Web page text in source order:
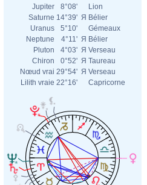
Jupiter
8°08'
Lion
Saturne 14°39' Я Bélier
Uranus
5°10'
Gémeaux
Neptune
4°11' Я Bélier
Pluton
4°03' Я Verseau
Chiron
0°52' Я Taureau
Nœud vrai 29°54' Я Verseau
Lilith vraie 22°16' Capricorne